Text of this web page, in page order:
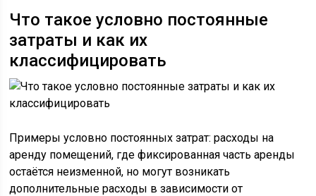
Что такое условно постоянные
затраты и как их
классифицировать
Примеры условно постоянных затрат: расходы на
аренду помещений, где фиксированная часть аренды
остаётся неизменной, но могут возникать
дополнительные расходы в зависимости от